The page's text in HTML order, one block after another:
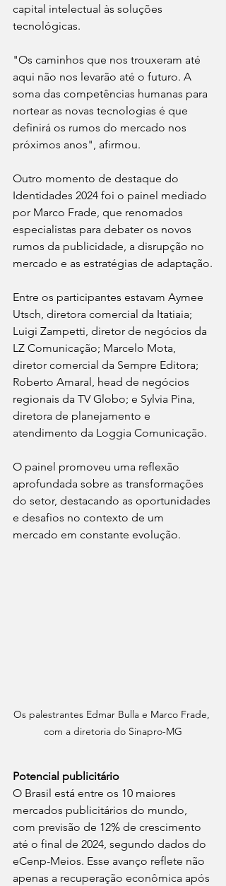
capital intelectual às soluções
tecnológicas.
"Os caminhos que nos trouxeram até
aqui não nos levarão até o futuro. A
soma das competências humanas para
nortear as novas tecnologias é que
definirá os rumos do mercado nos
próximos anos", afirmou.
Outro momento de destaque do
Identidades 2024 foi o painel mediado
por Marco Frade, que renomados
especialistas para debater os novos
rumos da publicidade, a disrupção no
mercado e as estratégias de adaptação.
Entre os participantes estavam Aymee
Utsch, diretora comercial da Itatiaia;
Luigi Zampetti, diretor de negócios da
LZ Comunicação; Marcelo Mota,
diretor comercial da Sempre Editora;
Roberto Amaral, head de negócios
regionais da TV Globo; e Sylvia Pina,
diretora de planejamento e
atendimento da Loggia Comunicação.
O painel promoveu uma reflexão
aprofundada sobre as transformações
do setor, destacando as oportunidades
e desafios no contexto de um
mercado em constante evolução.
Os palestrantes Edmar Bulla e Marco Frade,
com a diretoria do Sinapro-MG
Potencial publicitário
O Brasil está entre os 10 maiores
mercados publicitários do mundo,
com previsão de 12% de crescimento
até o final de 2024, segundo dados do
eCenp-Meios. Esse avanço reflete não
apenas a recuperação econômica após